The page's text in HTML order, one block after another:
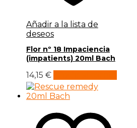
Añadir a la lista de
deseos
Flor nº 18 Impaciencia
(impatients) 20ml Bach
14,15 €